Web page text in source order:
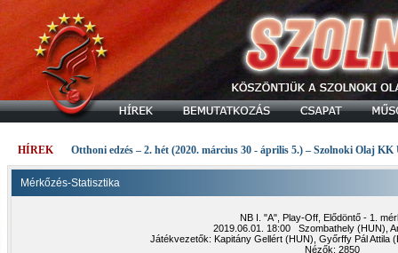
HÍREK Otthoni edzés – 2. hét (2020. március 30 - április 5.) – Szolnoki Olaj KK
Mérkőzés-Statisztika
NB I. "A", Play-Off, Elődöntő - 1.
2019.06.01. 18:00 Szombathely (HUN),
Játékvezetők: Kapitány Gellért (HUN), Győrffy Pál Attila
Nézők: 2850